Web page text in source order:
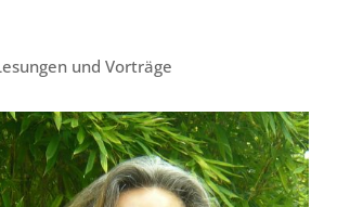
und Vorträge